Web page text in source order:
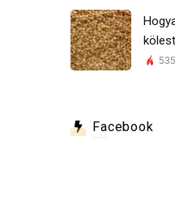
Facebook